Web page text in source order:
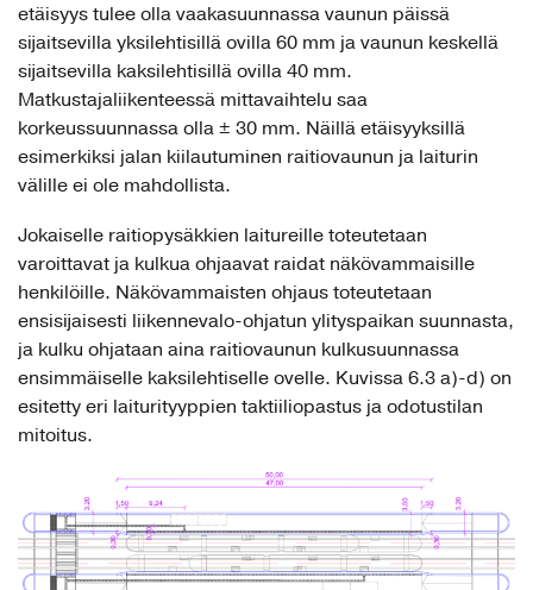
etäisyys tulee olla vaakasuunnassa vaunun päissä
sijaitsevilla yksilehtisillä ovilla 60 mm ja vaunun keskellä
sijaitsevilla kaksilehtisillä ovilla 40 mm.
Matkustajaliikenteessä mittavaihtelu saa
korkeussuunnassa olla ± 30 mm. Näillä etäisyyksillä
esimerkiksi jalan kiilautuminen raitiovaunun ja laiturin
välille ei ole mahdollista.
Jokaiselle raitiopysäkkien laitureille toteutetaan
varoittavat ja kulkua ohjaavat raidat näkövammaisille
henkilöille. Näkövammaisten ohjaus toteutetaan
ensisijaisesti liikennevalo-ohjatun ylityspaikan suunnasta,
ja kulku ohjataan aina raitiovaunun kulkusuunnassa
ensimmäiselle kaksilehtiselle ovelle. Kuvissa 6.3 a)-d) on
esitetty eri laiturityyppien taktiiliopastus ja odotustilan
mitoitus.